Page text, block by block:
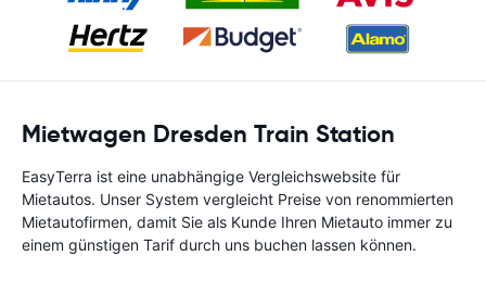
Mietwagen Dresden Train Station
EasyTerra ist eine unabhängige Vergleichswebsite für
Mietautos. Unser System vergleicht Preise von renommierten
Mietautofirmen, damit Sie als Kunde Ihren Mietauto immer zu
einem günstigen Tarif durch uns buchen lassen können.